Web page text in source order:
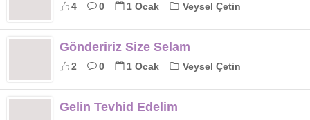
4 0 1 Ocak Veysel Çetin
Göndeririz Size Selam
2 0 1 Ocak Veysel Çetin
Gelin Tevhid Edelim